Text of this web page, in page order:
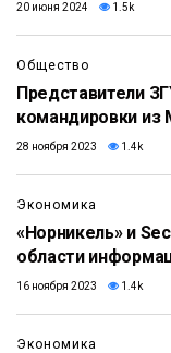
20 июня 2024 1.5k
Общество
Представители
командировки из
28 ноября 2023 1.4k
Экономика
«Норникель» и
области
16 ноября 2023 1.4k
Экономика